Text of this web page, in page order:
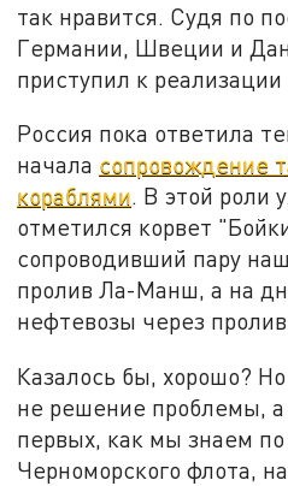
так нравится. Судя по
Германии, Швеции и
приступил к реализации
Россия пока ответила
начала сопровождение
кораблями. В этой роли
отметился корвет
сопроводивший пару
пролив Ла-Манш, а на
нефтевозы через
Казалось бы, хорошо?
не решение проблемы,
первых, как мы знаем
Черноморского флота,